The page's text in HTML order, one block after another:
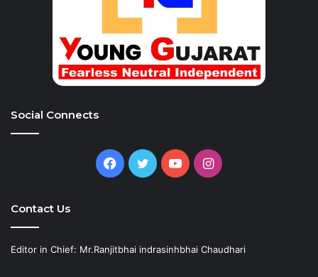
Social Connects
Facebook
TwitterYouTubeInstagram
Contact Us
Editor in Chief: Mr.Ranjitbhai indrasinhbhai Chaudhari